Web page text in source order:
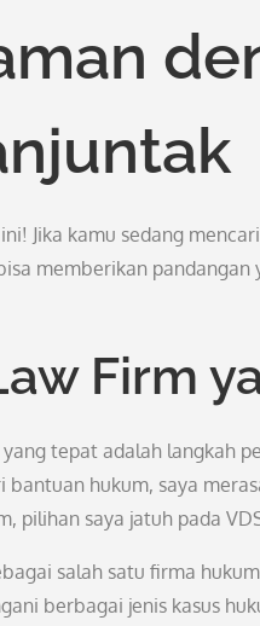
Jika kamu sedang
memberikan
Firm
tepat adalah langkah
bantuan hukum, saya
pilihan saya jatuh pada
salah satu firma
berbagai jenis kasus